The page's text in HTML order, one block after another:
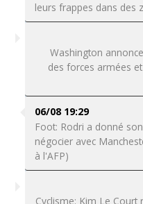
leurs frappes dans des
Washington
des forces armées
06/08 19:29
Foot: Rodri a donné
négocier avec
à l'AFP)
Cyclisme: Kim Le